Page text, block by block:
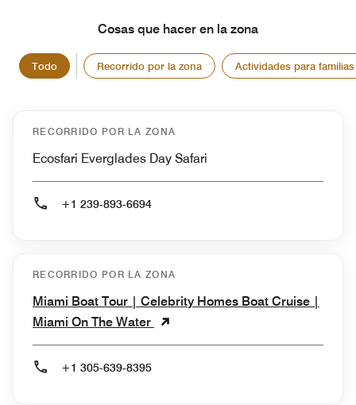
Cosas que hacer en la zona
Todo Recorrido por la zona Actividades para
RECORRIDO POR LA ZONA
Ecosfari Everglades Day Safari
+1 239-893-6694
RECORRIDO POR LA ZONA
Miami Boat Tour | Celebrity Homes Boat Cruise |
Miami On The Water
+1 305-639-8395